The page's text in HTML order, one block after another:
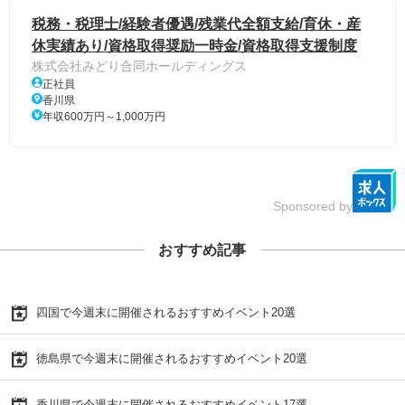
税務・税理士/経験者優遇/残業代全額支給/育休・産
休実績あり/資格取得奨励一時金/資格取得支援制度
株式会社みどり合同ホールディングス
正社員
香川県
年収600万円～1,000万円
Sponsored by
おすすめ記事
四国で今週末に開催されるおすすめイベント20選
徳島県で今週末に開催されるおすすめイベント20選